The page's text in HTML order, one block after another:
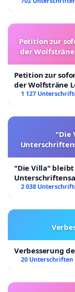
Petition zur
der
Petition zur
der Wolfsträne
1 127
"Die
"Die Villa" bleibt
2 038
Verbesserung
20 Unterschriften